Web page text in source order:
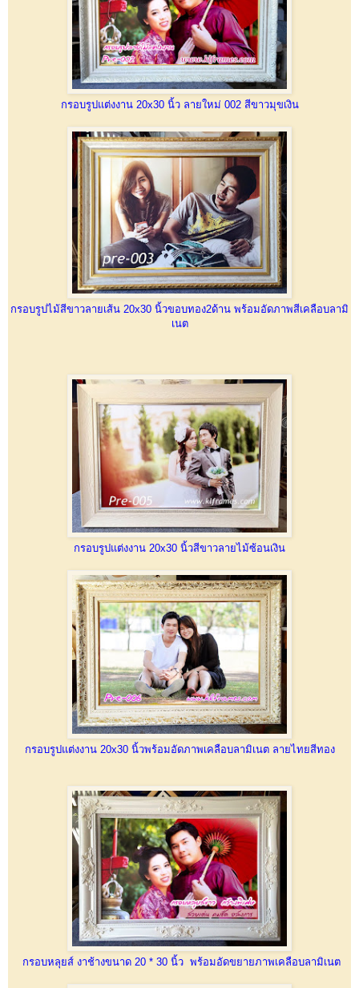
กรอบรูปแต่งงาน 20x30 นิ้ว ลายใหม่ 002 สีขาวมุขเงิน
กรอบรูปไม้สีขาวลายเส้น 20x30 นิ้วขอบทอง2ด้าน พร้อมอัดภาพสีเคลือบลามิ
เนต
กรอบรูปแต่งงาน 20x30 นิ้วสีขาวลายไม้ซ้อนเงิน
กรอบรูปแต่งงาน 20x30 นิ้วพร้อมอัดภาพเคลือบลามิเนต ลายไทยสีทอง
กรอบหลุยส์ งาช้างขนาด 20 * 30 นิ้ว พร้อมอัดขยายภาพเคลือบลามิเนต